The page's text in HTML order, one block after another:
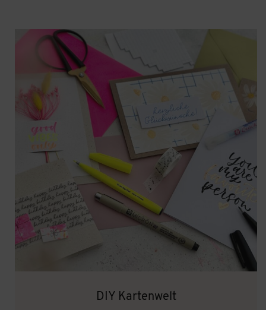
DIY Kartenwelt